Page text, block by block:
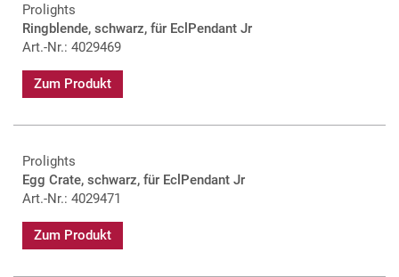
Prolights
Ringblende, schwarz, für EclPendant Jr
Art.-Nr.: 4029469
Zum Produkt
Prolights
Egg Crate, schwarz, für EclPendant Jr
Art.-Nr.: 4029471
Zum Produkt